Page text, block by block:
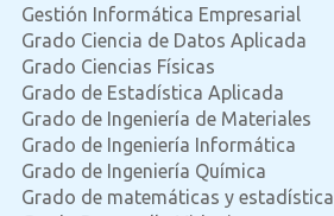
Gestión Informática Empresarial
Grado Ciencia de Datos Aplicada
Grado Ciencias Físicas
Grado de Estadística Aplicada
Grado de Ingeniería de Materiales
Grado de Ingeniería Informática
Grado de Ingeniería Química
Grado de matemáticas y estadística